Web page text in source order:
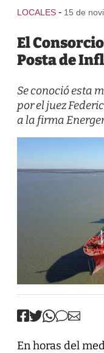
LOCALES - 15 de
El
Posta de
Se conoció esta
por el juez
a la firma
En horas del